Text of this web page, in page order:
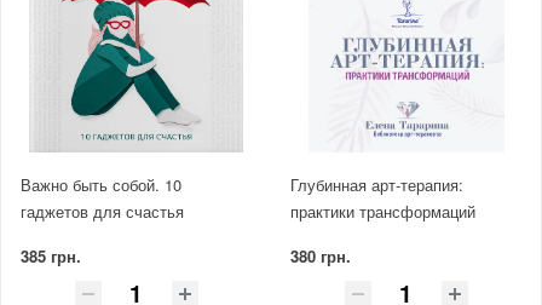
Важно быть собой. 10
гаджетов для счастья
385 грн.
Глубинная арт-терапия:
практики трансформаций
380 грн.